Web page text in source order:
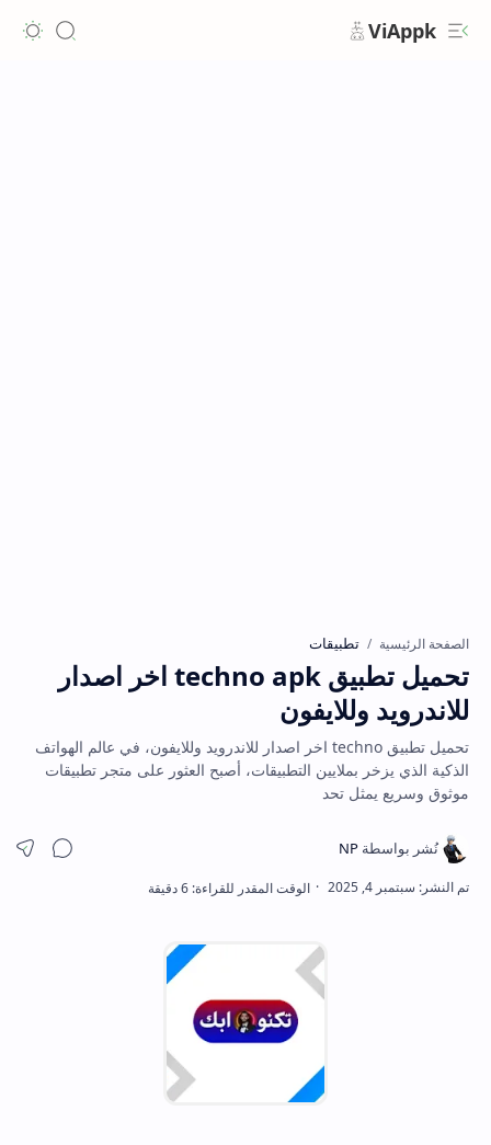
ViAppk
الصفحة الرئيسية تطبيقات
تحميل تطبيق techno apk اخر اصدار
للاندرويد وللايفون
تحميل تطبيق techno اخر اصدار للاندرويد وللايفون، في عالم الهواتف
الذكية الذي يزخر بملايين التطبيقات، أصبح العثور على متجر تطبيقات
موثوق وسريع يمثل تحد